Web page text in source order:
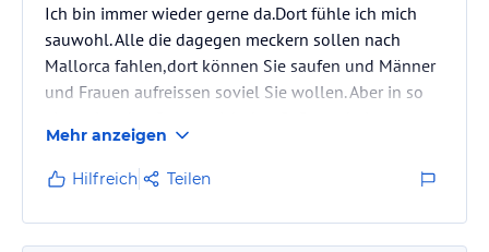
Ich bin immer wieder gerne da.Dort fühle ich mich
sauwohl. Alle die dagegen meckern sollen nach
Mallorca fahlen,dort können Sie saufen und Männer
und Frauen aufreissen soviel Sie wollen. Aber in so
Und sucht sich nicht kleine Jungs und Mädchen.
Mehr anzeigen
Hilfreich Teilen